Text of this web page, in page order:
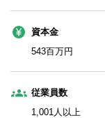
資本金
543百万円
従業員数
1,001人以上